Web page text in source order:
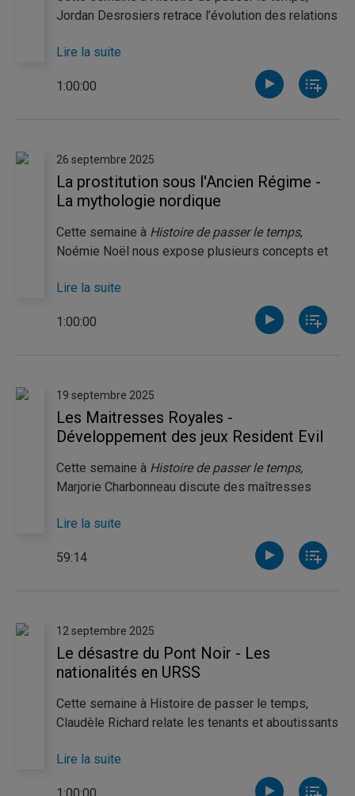
Jordan Desrosiers retrace l’évolution des relations
Guerre mondiale. Pour sa part, Marjorie
Charbonneau survole l’histoire des costumes et du
textile, du Japon de l’époque Edo à la France
Lire la suite
1:00:00
26 septembre 2025
La prostitution sous l'Ancien Régime -
La mythologie nordique
Cette semaine à Histoire de passer le temps,
Noémie Noël nous expose plusieurs concepts et
de la prostitution sous un nouvel angle. Joel
Bienvenue propose un survol de quelques récits
les plus connus de la mythologie nordique.
Lire la suite
1:00:00
19 septembre 2025
Les Maitresses Royales -
Développement des jeux Resident Evil
Cette semaine à Histoire de passer le temps,
Marjorie Charbonneau discute des maîtresses
amoureuse ou politique, ont gravi les échelons de
la société pour atteindre le lit des grands
dirigeants. De son côté, Pierre-Luc Noël nous
Lire la suite
59:14
12 septembre 2025
Le désastre du Pont Noir - Les
nationalités en URSS
Cette semaine à Histoire de passer le temps,
Claudèle Richard relate les tenants et aboutissants
ferroviaire la plus meurtrière de l'histoire du
Canada. Catherine Thibeault aborde la question des
Lire la suite